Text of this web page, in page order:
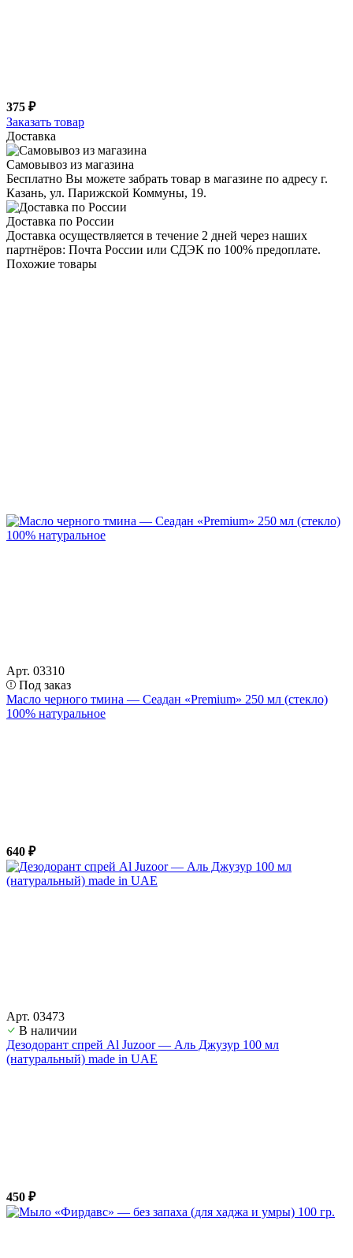
375 ₽
Заказать товар
Доставка
Самовывоз из магазина
Бесплатно Вы можете забрать товар в магазине по адресу г.
Казань, ул. Парижской Коммуны, 19.
Доставка по России
Доставка осуществляется в течение 2 дней через наших
партнёров: Почта России или СДЭК по 100% предоплате.
Похожие товары
Арт. 03310
Под заказ
Масло черного тмина — Сеадан «Premium» 250 мл (стекло)
100% натуральное
640 ₽
Арт. 03473
В наличии
Дезодорант спрей Al Juzoor — Аль Джузур 100 мл
(натуральный) made in UAE
450 ₽